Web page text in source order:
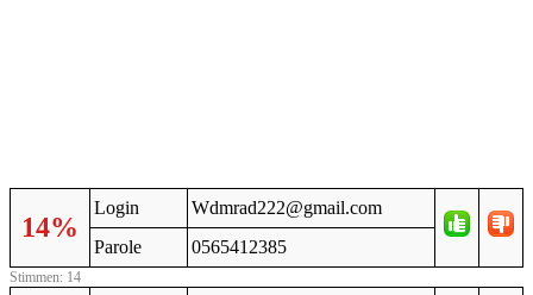
14%
Login
Wdmrad222@gmail.com
Parole
0565412385
Stimmen: 14